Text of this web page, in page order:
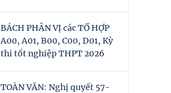
BÁCH PHÂN VỊ các TỔ HỢP
A00, A01, B00, C00, D01, Kỳ
thi tốt nghiệp THPT 2026
TOÀN VĂN: Nghị quyết 57-